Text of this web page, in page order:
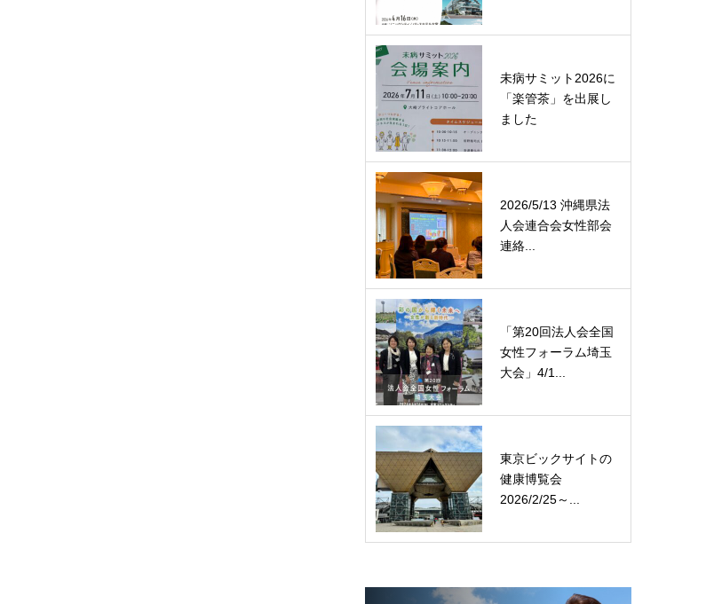
未病サミット2026に
「楽管茶」を出展し
ました
2026/5/13 沖縄県法
人会連合会女性部会
連絡...
「第20回法人会全国
女性フォーラム埼玉
大会」4/1...
東京ビックサイトの
健康博覧会
2026/2/25～...